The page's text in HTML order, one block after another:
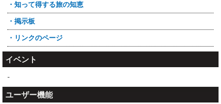
・知って得する旅の知恵
・掲示板
・リンクのページ
イベント
-
ユーザー機能